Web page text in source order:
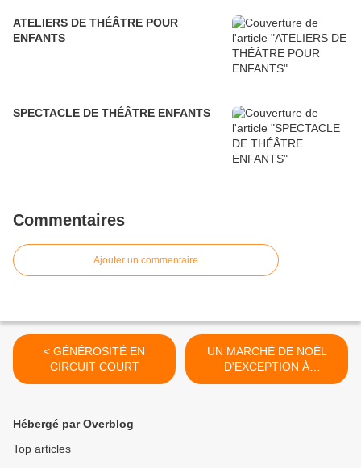
ATELIERS DE THÉÂTRE POUR
ENFANTS
SPECTACLE DE THÉÂTRE ENFANTS
Commentaires
Ajouter un commentaire
< GÉNÉROSITÉ EN
CIRCUIT COURT
UN MARCHÉ DE NOËL
D'EXCEPTION À
STRASBOURG >
Hébergé par Overblog
Top articles